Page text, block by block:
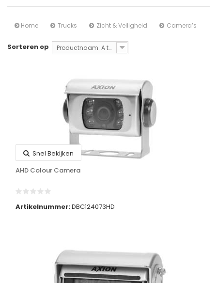
Home Trucks Zicht & Veiligheid Camera’s
Sorteren op Productnaam: A tot Z
Snel Bekijken
AHD Colour Camera
Artikelnummer:DBC124073HD